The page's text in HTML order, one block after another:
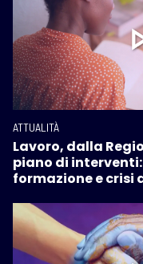
ATTUALITÀ
Lavoro, dalla
piano di
formazione e crisi